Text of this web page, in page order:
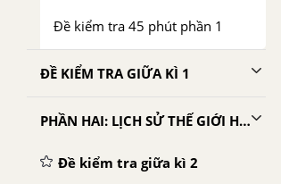
Đề kiểm tra 45 phút phần 1
ĐỀ KIỂM TRA GIỮA KÌ 1
PHẦN HAI: LỊCH SỬ THẾ GIỚI HIỆN ĐẠI
Đề kiểm tra giữa kì 2